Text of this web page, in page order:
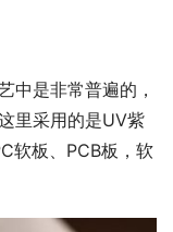
中是非常普遍的，
里采用的是UV紫
软板、PCB板，软